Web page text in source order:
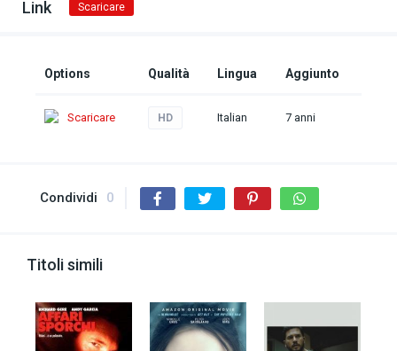
Link Scaricare
Options Qualità Lingua Aggiunto
Scaricare HD Italian 7 anni
Condividi 0
Titoli simili